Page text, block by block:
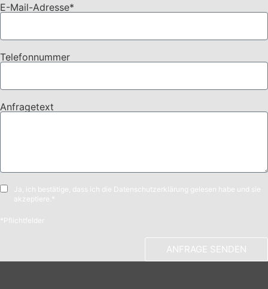
E-Mail-Adresse*
Telefonnummer
Anfragetext
Ja, ich bestätige, dass ich die Datenschutzerklärung gelesen habe und sie
akzeptiere.*
*Pflichtfelder
ANFRAGE SENDEN